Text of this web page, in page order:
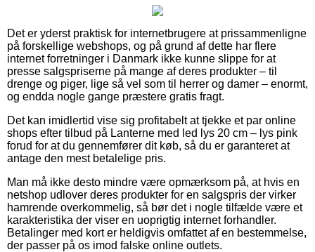
Det er yderst praktisk for internetbrugere at prissammenligne
på forskellige webshops, og på grund af dette har flere
internet forretninger i Danmark ikke kunne slippe for at
presse salgspriserne på mange af deres produkter – til
drenge og piger, lige så vel som til herrer og damer – enormt,
og endda nogle gange præstere gratis fragt.
Det kan imidlertid vise sig profitabelt at tjekke et par online
shops efter tilbud på Lanterne med led lys 20 cm – lys pink
forud for at du gennemfører dit køb, så du er garanteret at
antage den mest betalelige pris.
Man må ikke desto mindre være opmærksom på, at hvis en
netshop udlover deres produkter for en salgspris der virker
hamrende overkommelig, så bør det i nogle tilfælde være et
karakteristika der viser en uoprigtig internet forhandler.
Betalinger med kort er heldigvis omfattet af en bestemmelse,
der passer på os imod falske online outlets.